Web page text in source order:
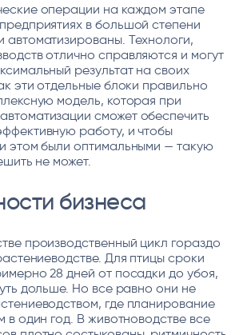
операции на каждом этапе
в большой степени
автоматизированы. Технологи,
отлично справляются и могут
результат на своих
эти отдельные блоки правильно
модель, которая при
сможет обеспечить
работу, и чтобы
этом были оптимальными — такую
не может.
бизнеса
производственный цикл гораздо
Для птицы сроки
28 дней от посадки до убоя,
дольше. Но все равно они не
где планирование
в один год. В животноводстве все